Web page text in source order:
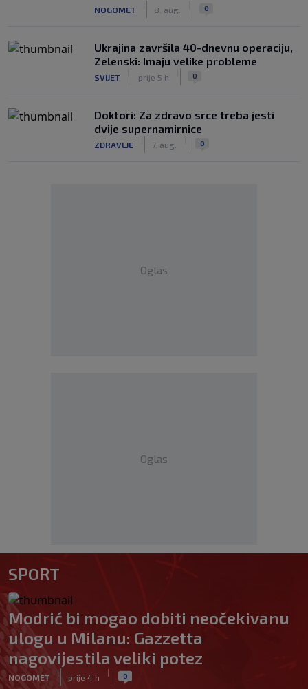
NOGOMET 8. aug. 0
Ukrajina završila 40-dnevnu operaciju,
Zelenski: Imaju velike probleme
SVIJET prije 5 h 0
Doktori: Za zdravo srce treba jesti
dvije supernamirnice
ZDRAVLJE 7. aug. 0
Oglas
Oglas
SPORT
Modrić bi mogao dobiti neočekivanu
ulogu u Milanu: Gazzetta
nagovijestila veliki potez
NOGOMET
|
prije 4 h
| 0